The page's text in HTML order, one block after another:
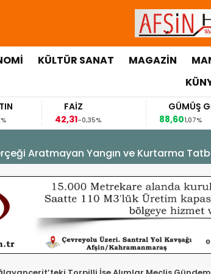
KÜLTÜR SANAT MAGAZİN
FAİZ
42,31
-0,35%
GÜMÜŞ GRAM
88,60
1,07%
Aratmayan Yangın ve Kurtarma